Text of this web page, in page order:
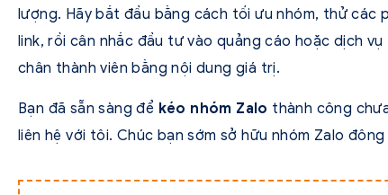
lượng. Hãy bắt đầu bằng cách tối ưu nhóm, thử các
link, rồi cân nhắc đầu tư vào quảng cáo hoặc dịch
chân thành viên bằng nội dung giá trị.
Bạn đã sẵn sàng để kéo nhóm Zalo thành công
liên hệ với tôi. Chúc bạn sớm sở hữu nhóm Zalo